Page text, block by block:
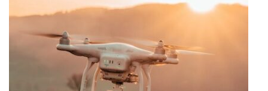
Navigation
de
l’article